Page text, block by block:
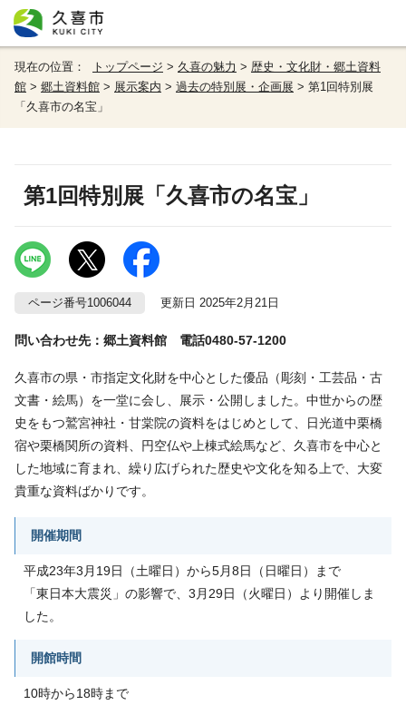
現在の位置： トップページ > 久喜の魅力 > 歴史・文化財・郷土資料
館 > 郷土資料館 > 展示案内 > 過去の特別展・企画展 > 第1回特別展
「久喜市の名宝」
第1回特別展「久喜市の名宝」
ページ番号1006044 更新日 2025年2月21日
問い合わせ先：郷土資料館 電話0480-57-1200
久喜市の県・市指定文化財を中心とした優品（彫刻・工芸品・古
文書・絵馬）を一堂に会し、展示・公開しました。中世からの歴
史をもつ鷲宮神社・甘棠院の資料をはじめとして、日光道中栗橋
宿や栗橋関所の資料、円空仏や上棟式絵馬など、久喜市を中心と
した地域に育まれ、繰り広げられた歴史や文化を知る上で、大変
貴重な資料ばかりです。
開催期間
平成23年3月19日（土曜日）から5月8日（日曜日）まで
「東日本大震災」の影響で、3月29日（火曜日）より開催しま
した。
開館時間
10時から18時まで